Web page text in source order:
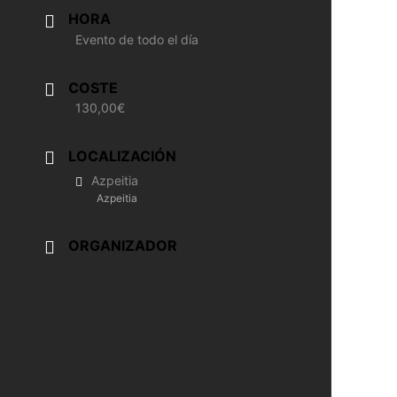
HORA
Evento de todo el día
COSTE
130,00€
LOCALIZACIÓN
Azpeitia
Azpeitia
ORGANIZADOR